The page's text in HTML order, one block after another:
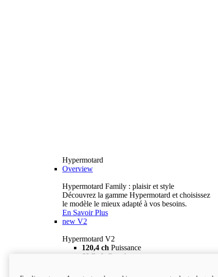
Hypermotard
Overview
Hypermotard Family : plaisir et style
Découvrez la gamme Hypermotard et choisissez
le modèle le mieux adapté à vos besoins.
En Savoir Plus
new V2
Hypermotard V2
120,4 ch Puissance
69 lb-ft
Couple
18 895 $